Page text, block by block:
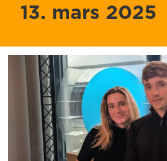
13. mars 2025